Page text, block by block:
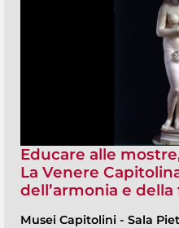
Educare alle
La Venere
dell’armonia e
Musei Capitolini - Sala